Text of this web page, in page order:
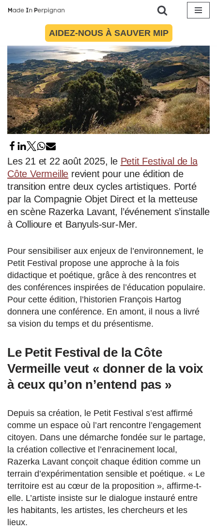
contenu
AIDEZ-NOUS À SAUVER MIP
Les 21 et 22 août 2025, le Petit Festival de la
Côte Vermeille revient pour une édition de
transition entre deux cycles artistiques. Porté
par la Compagnie Objet Direct et la metteuse
en scène Razerka Lavant, l’événement s’installe
à Collioure et Banyuls-sur-Mer.
Pour sensibiliser aux enjeux de l’environnement, le
Petit Festival propose une approche à la fois
didactique et poétique, grâce à des rencontres et
des conférences inspirées de l’éducation populaire.
Pour cette édition, l’historien François Hartog
donnera une conférence. En amont, il nous a livré
sa vision du temps et du présentisme.
Le Petit Festival de la Côte
Vermeilleveut « donner de la voix
à ceux qu’on n’entend pas »
Depuis sa création, le Petit Festival s’est affirmé
comme un espace où l’art rencontre l’engagement
citoyen. Dans une démarche fondée sur le partage,
la création collective et l’enracinement local,
Razerka Lavant conçoit chaque édition comme un
terrain d’expérimentation sensible et poétique. « Le
territoire est au cœur de la proposition », affirme-t-
elle. L’artiste insiste sur le dialogue instauré entre
les habitants, les artistes, les chercheurs et les
lieux.